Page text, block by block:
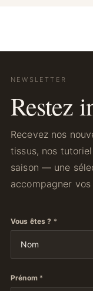
NEWSLETTER
Restez
Recevez nos
tissus, nos
saison — une
accompagner
Vous êtes ? *
Prénom *